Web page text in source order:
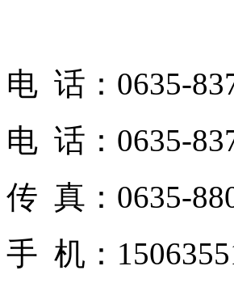
电 话：0635-
电 话：0635-
传 真：0635-
手 机：